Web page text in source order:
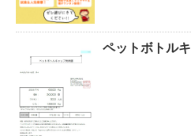
ペットボトル